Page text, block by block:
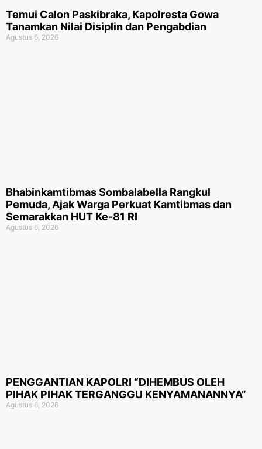
Temui Calon Paskibraka, Kapolresta Gowa
Tanamkan Nilai Disiplin dan Pengabdian
Agustus 6, 2026
Bhabinkamtibmas Sombalabella Rangkul
Pemuda, Ajak Warga Perkuat Kamtibmas dan
Semarakkan HUT Ke-81 RI
Agustus 6, 2026
PENGGANTIAN KAPOLRI “DIHEMBUS OLEH
PIHAK PIHAK TERGANGGU KENYAMANANNYA”
Agustus 6, 2026